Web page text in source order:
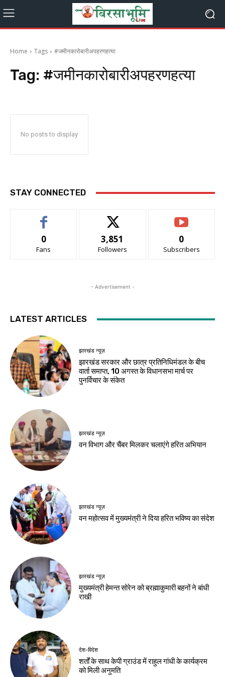
Home Tags #जमीनकारोबारीअपहरणहत्या
Tag: #जमीनकारोबारीअपहरणहत्या
No posts to display
STAY CONNECTED
0
Fans
3,851
Followers
0
Subscribers
- Advertisement -
LATEST ARTICLES
झारखंड न्यूज़
झारखंड सरकार और छात्र प्रतिनिधिमंडल के बीच
वार्ता समाप्त, 10 अगस्त के विधानसभा मार्च पर
पुनर्विचार के संकेत
झारखंड न्यूज़
वन विभाग और चैंबर मिलकर चलाएंगे हरित अभियान
झारखंड न्यूज़
वन महोत्सव में मुख्यमंत्री ने दिया हरित भविष्य का संदेश
झारखंड न्यूज़
मुख्यमंत्री हेमन्त सोरेन को ब्रह्माकुमारी बहनों ने बांधी
राखी
देश-विदेश
शर्तों के साथ केपी ग्राउंड में राहुल गांधी के कार्यक्रम
को मिली अनुमति